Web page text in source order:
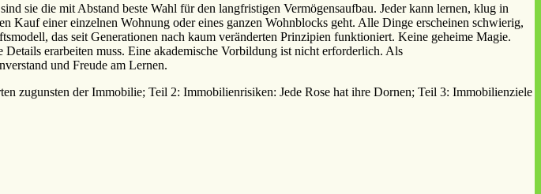
sie die mit Abstand beste Wahl für den langfristigen Vermögensaufbau. Jeder kann lernen, klug in
einer einzelnen Wohnung oder eines ganzen Wohnblocks geht. Alle Dinge erscheinen schwierig,
das seit Generationen nach kaum veränderten Prinzipien funktioniert. Keine geheime Magie.
erarbeiten muss. Eine akademische Vorbildung ist nicht erforderlich. Als
und Freude am Lernen.
der Immobilie; Teil 2: Immobilienrisiken: Jede Rose hat ihre Dornen; Teil 3: Immobilienziele